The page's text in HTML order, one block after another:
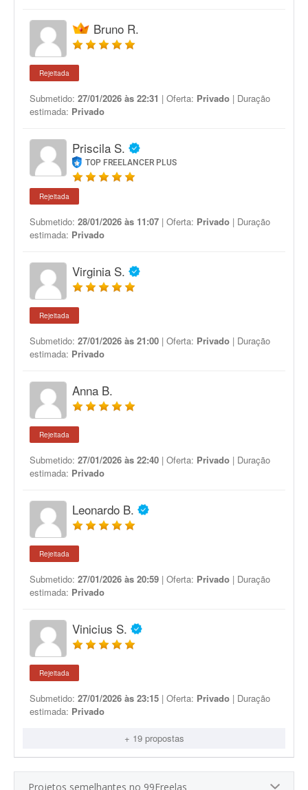
Bruno R.
Rejeitada
Submetido: 27/01/2026 às 22:31 | Oferta: Privado | Duração
estimada: Privado
Priscila S.
TOP FREELANCER PLUS
Rejeitada
Submetido: 28/01/2026 às 11:07 | Oferta: Privado | Duração
estimada: Privado
Virginia S.
Rejeitada
Submetido: 27/01/2026 às 21:00 | Oferta: Privado | Duração
estimada: Privado
Anna B.
Rejeitada
Submetido: 27/01/2026 às 22:40 | Oferta: Privado | Duração
estimada: Privado
Leonardo B.
Rejeitada
Submetido: 27/01/2026 às 20:59 | Oferta: Privado | Duração
estimada: Privado
Vinicius S.
Rejeitada
Submetido: 27/01/2026 às 23:15 | Oferta: Privado | Duração
estimada: Privado
+ 19 propostas
Projetos semelhantes no 99Freelas